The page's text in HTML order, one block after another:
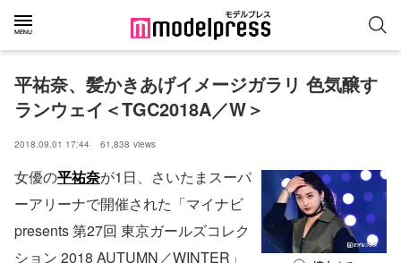
平祐奈、髪かきあげイメージガラリ 色気醸す
ランウェイ＜TGC2018A／W＞
2018.09.01 17:44 61,838 views
女優の平祐奈が1日、さいたまスーパ
ーアリーナで開催された「マイナビ
presents 第27回 東京ガールズコレク
ション 2018 AUTUMN／WINTER」